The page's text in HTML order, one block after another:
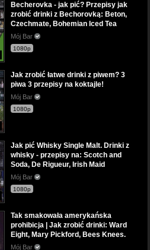
Becherovka - jak pić? Przepisy jak
zrobić drinki z Bechorovką: Beton,
Czechmate, Bohemian Iced Tea
Mój Bar
1080p
Jak zrobić łatwe drinki z piwem? 3
piwa 3 przepisy na koktajle!
Mój Bar
1080p
Jak pić Whisky Single Malt. Drinki z
whisky - przepisy na: Scotch and
Soda, De Rigueur, Irish Maid
Mój Bar
1080p
Tak smakowała amerykańska
prohibicja | Jak zrobić drinki: Ward
Eight, Mary Pickford, Bees Knees.
Mój Bar